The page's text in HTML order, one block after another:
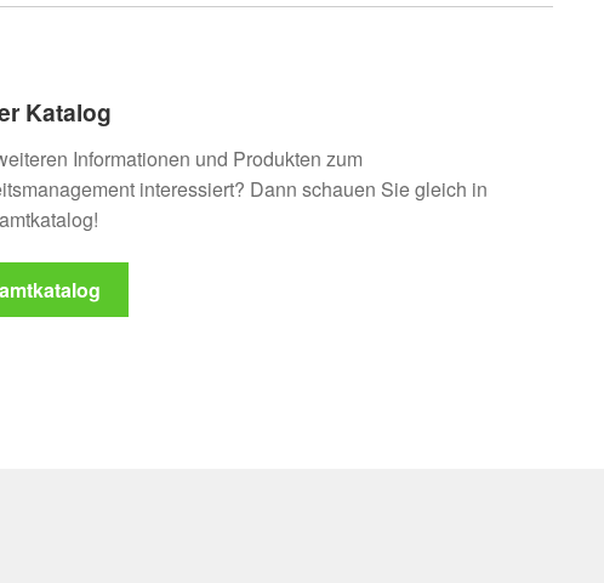
Katalog
Informationen und Produkten zum
interessiert? Dann schauen Sie gleich in